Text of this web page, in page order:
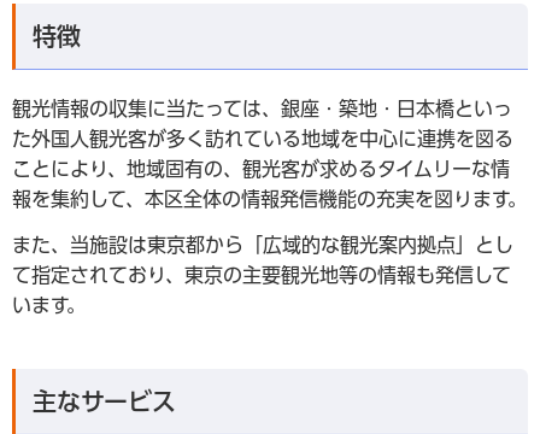
特徴
観光情報の収集に当たっては、銀座・築地・日本橋といっ
た外国人観光客が多く訪れている地域を中心に連携を図る
ことにより、地域固有の、観光客が求めるタイムリーな情
報を集約して、本区全体の情報発信機能の充実を図ります。
また、当施設は東京都から「広域的な観光案内拠点」とし
て指定されており、東京の主要観光地等の情報も発信して
います。
主なサービス